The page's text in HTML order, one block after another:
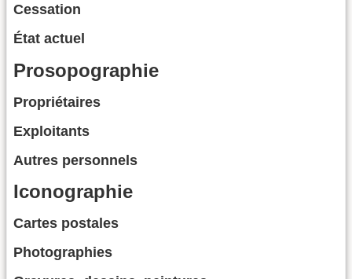
Cessation
État actuel
Prosopographie
Propriétaires
Exploitants
Autres personnels
Iconographie
Cartes postales
Photographies